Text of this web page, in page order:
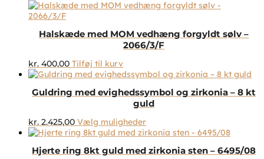
Halskæde med MOM vedhæng forgyldt sølv –
2066/3/F
kr. 400,00 Tilføj til kurv
Guldring med evighedssymbol og zirkonia – 8 kt
guld
kr. 2.425,00 Vælg mulighederDette
vare
flere
Hjerte ring 8kt guld med zirkonia sten – 6495/08